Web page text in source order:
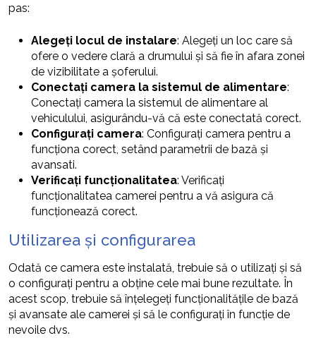
pas:
Alegeți locul de instalare: Alegeți un loc care să
ofere o vedere clară a drumului și să fie în afara zonei
de vizibilitate a șoferului.
Conectați camera la sistemul de alimentare:
Conectați camera la sistemul de alimentare al
vehiculului, asigurându-vă că este conectată corect.
Configurați camera: Configurați camera pentru a
funcționa corect, setând parametrii de bază și
avansati.
Verificați funcționalitatea: Verificați
funcționalitatea camerei pentru a vă asigura că
funcționează corect.
Utilizarea și configurarea
Odată ce camera este instalată, trebuie să o utilizați și să
o configurați pentru a obține cele mai bune rezultate. În
acest scop, trebuie să înțelegeți funcționalitățile de bază
și avansate ale camerei și să le configurați în funcție de
nevoile dvs.